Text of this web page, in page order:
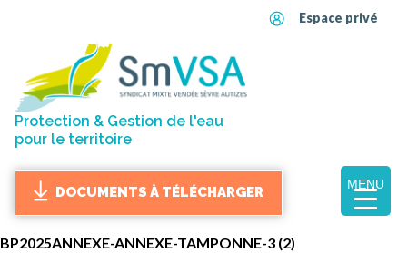
Espace privé
Protection & Gestion de l'eau
pour le territoire
DOCUMENTS À TÉLÉCHARGER
MENU
BP2025ANNEXE-ANNEXE-TAMPONNE-3 (2)